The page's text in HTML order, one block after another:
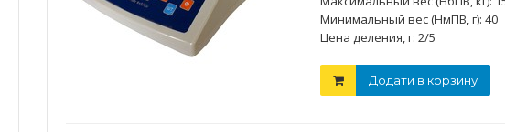
Весы торговые электронные
Денежный ящик HS-240A (BDR-
Фіскальний
FPU 550ES Б/У
3000,00 грн.
Додати
Минимальный вес (НмПВ, г): 40
Цена деления, г: 2/5
Додати в корзину